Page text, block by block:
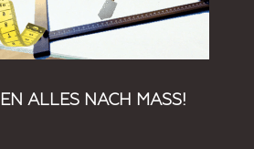
ALLES NACH MASS!